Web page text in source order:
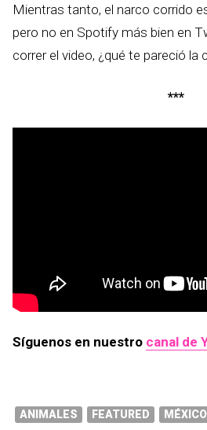
Mientras tanto, el narco corrido
pero no en Spotify más bien en
correr el video, ¿qué te pareció la
***
Síguenos en nuestro canal de
ANIMALES FEATURED MÉXICO